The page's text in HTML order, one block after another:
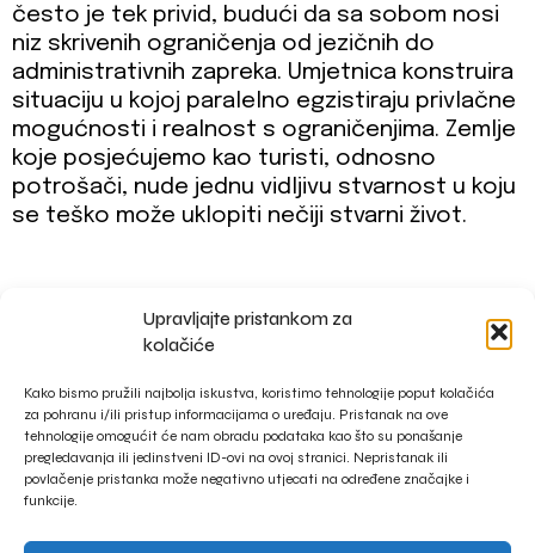
Upravljajte pristankom za
kolačiće
Kako bismo pružili najbolja iskustva, koristimo tehnologije poput kolačića
za pohranu i/ili pristup informacijama o uređaju. Pristanak na ove
tehnologije omogućit će nam obradu podataka kao što su ponašanje
pregledavanja ili jedinstveni ID-ovi na ovoj stranici. Nepristanak ili
povlačenje pristanka može negativno utjecati na određene značajke i
funkcije.
često je tek privid, budući da sa sobom nosi
niz skrivenih ograničenja od jezičnih do
administrativnih zapreka. Umjetnica konstruira
situaciju u kojoj paralelno egzistiraju privlačne
mogućnosti i realnost s ograničenjima. Zemlje
koje posjećujemo kao turisti, odnosno
potrošači, nude jednu vidljivu stvarnost u koju
se teško može uklopiti nečiji stvarni život.
impressum
privacy policy